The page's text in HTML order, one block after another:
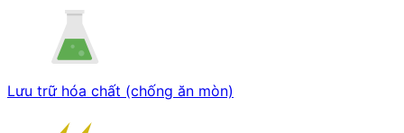
Lưu trữ hóa chất (chống ăn mòn)